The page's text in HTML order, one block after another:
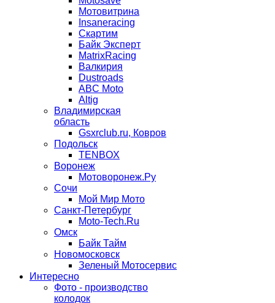
Мотовитрина
Insaneracing
Скартим
Байк Эксперт
MatrixRacing
Валкирия
Dustroads
ABC Moto
Altig
Владимирская
область
Gsxrclub.ru, Ковров
Подольск
TENBOX
Воронеж
Мотоворонеж.Ру
Сочи
Мой Мир Мото
Санкт-Петербург
Moto-Tech.Ru
Омск
Байк Тайм
Новомосковск
Зеленый Мотосервис
Интересно
Фото - производство
колодок